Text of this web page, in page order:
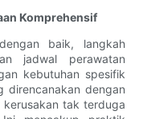
Komprehensif
baik, langkah
jadwal perawatan
kebutuhan spesifik
direncanakan dengan
tak terduga